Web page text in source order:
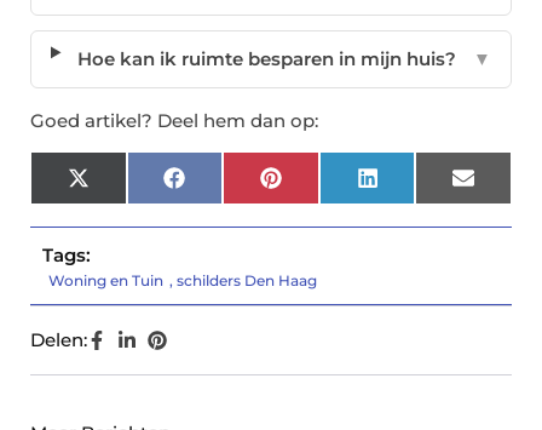
Hoe kan ik ruimte besparen in mijn huis? ▼
Goed artikel? Deel hem dan op:
X
(Twitter)
FacebookPinterest LinkedIn Email
Tags:
Woning en Tuin , schilders Den Haag
Delen: